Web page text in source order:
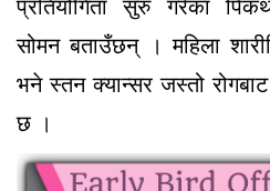
सोमन बताउँछन् । महिला
भने स्तन क्यान्सर जस्तो
छ ।